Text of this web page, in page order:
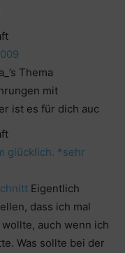
Thema
mit
ist es für dich auc
glücklich. *sehr
Eigentlich
dass ich mal
auch wenn ich
Was sollte bei der